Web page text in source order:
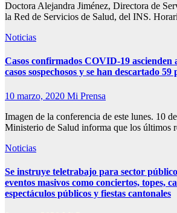
Doctora Alejandra Jiménez, Directora de
la Red de Servicios de Salud, del INS.
Noticias
Casos confirmados COVID-19 ascienden
casos sospechosos y se han descartado 59
10 marzo, 2020 Mi Prensa
Imagen de la conferencia de este lunes. 10
Ministerio de Salud informa que los últimos
Noticias
Se instruye teletrabajo para sector
eventos masivos como conciertos, topes,
espectáculos públicos y fiestas cantonales